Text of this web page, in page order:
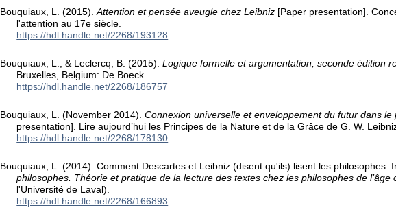
Bouquiaux, L. (2015).Attention et pensée aveugle chez Leibniz [Paper presentation].
l'attention au 17e siècle.
https://hdl.handle.net/2268/193128
Bouquiaux, L., & Leclercq, B. (2015).Logique formelle et argumentation, seconde édition
Bruxelles, Belgium: De Boeck.
https://hdl.handle.net/2268/186757
Bouquiaux, L. (November 2014).Connexion universelle et enveloppement du futur dans le
presentation]. Lire aujourd’hui les Principes de la Nature et de la Grâce de G. W.
https://hdl.handle.net/2268/178130
Bouquiaux, L. (2014). Comment Descartes et Leibniz (disent qu'ils) lisent les philosophes.
philosophes. Théorie et pratique de la lecture des textes chez les philosophes de l’âge
l'Université de Laval).
https://hdl.handle.net/2268/166893